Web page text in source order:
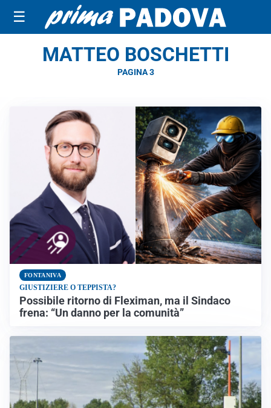
☰
MATTEO BOSCHETTI
PAGINA 3
FONTANIVA
GIUSTIZIERE O TEPPISTA?
Possibile ritorno di Fleximan, ma il Sindaco
frena: “Un danno per la comunità”